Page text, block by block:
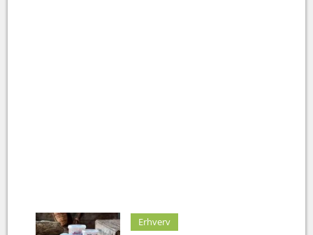
Erhverv